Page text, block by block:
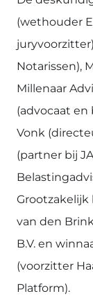
(wethouder
Notarissen),
Millenaar
(advocaat en
Vonk
(partner bij
Grootzakelijk
van den
B.V. en
(voorzitter
Platform).